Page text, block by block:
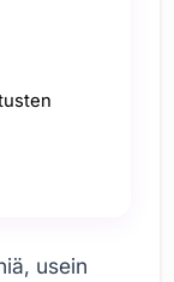
usein